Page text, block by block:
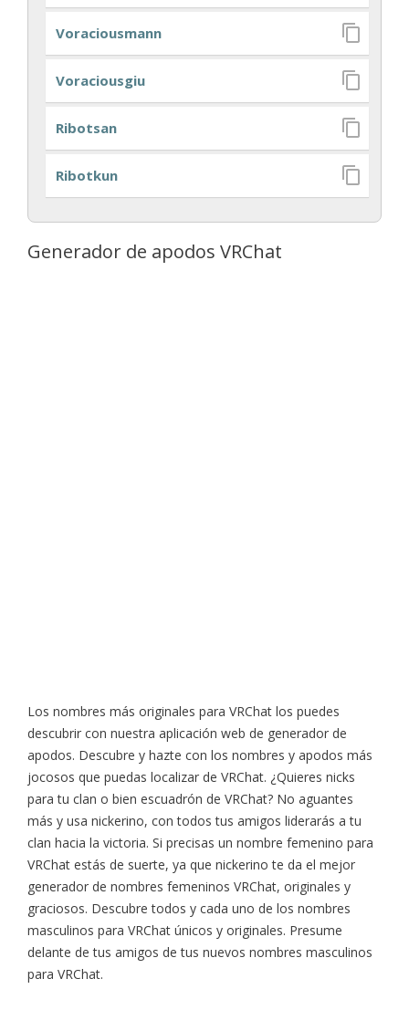
Voraciousmann
Voraciousgiu
Ribotsan
Ribotkun
Generador de apodos VRChat
Los nombres más originales para VRChat los puedes
descubrir con nuestra aplicación web de generador de
apodos. Descubre y hazte con los nombres y apodos más
jocosos que puedas localizar de VRChat. ¿Quieres nicks
para tu clan o bien escuadrón de VRChat? No aguantes
más y usa nickerino, con todos tus amigos liderarás a tu
clan hacia la victoria. Si precisas un nombre femenino para
VRChat estás de suerte, ya que nickerino te da el mejor
generador de nombres femeninos VRChat, originales y
graciosos. Descubre todos y cada uno de los nombres
masculinos para VRChat únicos y originales. Presume
delante de tus amigos de tus nuevos nombres masculinos
para VRChat.